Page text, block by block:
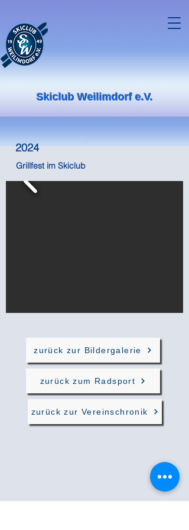
Skiclub Weilimdorf e.V.
2024
Grillfest im Skiclub
zurück zur Bildergalerie
zurück zum Radsport
zurück zur Vereinschronik